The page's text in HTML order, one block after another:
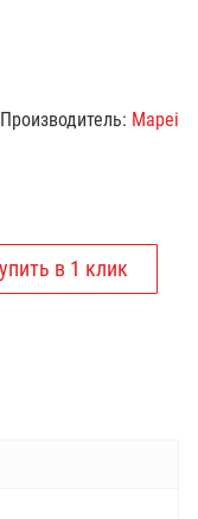
Производитель: Mapei